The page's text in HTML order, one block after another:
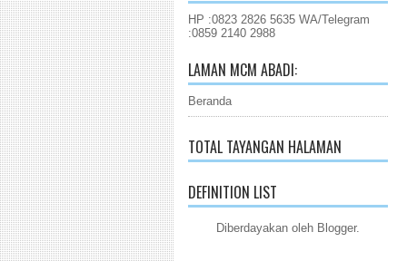
HP :0823 2826 5635 WA/Telegram
:0859 2140 2988
LAMAN MCM ABADI:
Beranda
TOTAL TAYANGAN HALAMAN
DEFINITION LIST
Diberdayakan oleh Blogger.